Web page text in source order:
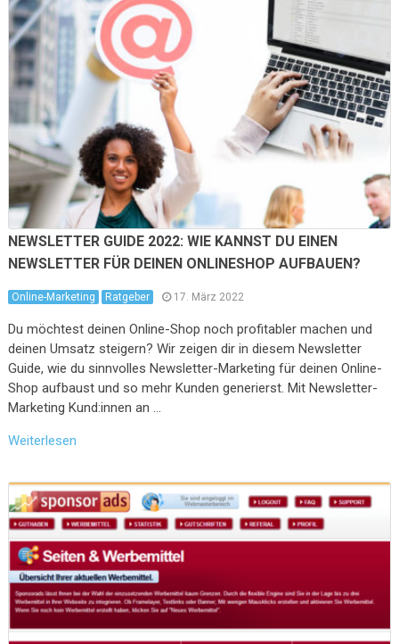
NEWSLETTER GUIDE 2022: WIE KANNST DU EINEN
NEWSLETTER FÜR DEINEN ONLINESHOP AUFBAUEN?
Online-Marketing Ratgeber 17. März 2022
Du möchtest deinen Online-Shop noch profitabler machen und
deinen Umsatz steigern? Wir zeigen dir in diesem Newsletter
Guide, wie du sinnvolles Newsletter-Marketing für deinen Online-
Shop aufbaust und so mehr Kunden generierst. Mit Newsletter-
Marketing Kund:innen an …
Weiterlesen